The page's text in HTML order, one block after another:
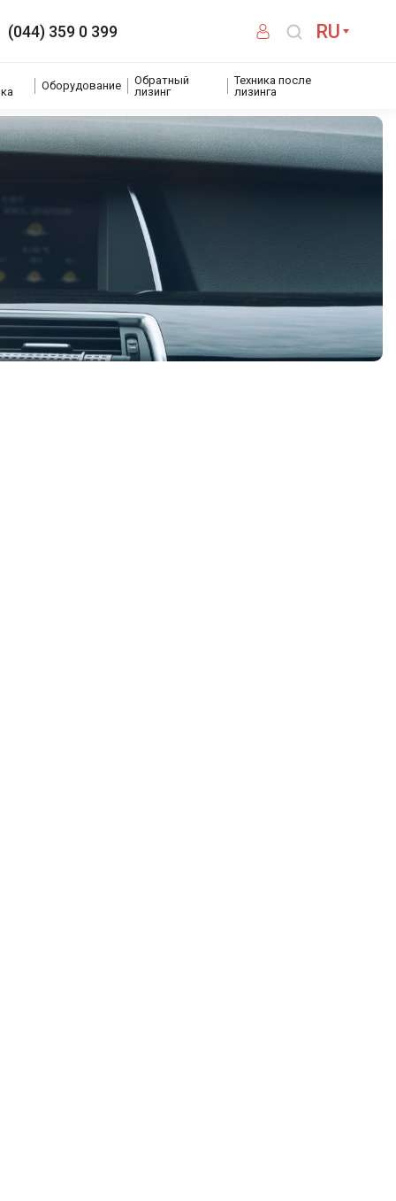
(044) 359 0 399 RU
Оборудование
Обратный
лизинг
Техника после
лизинга